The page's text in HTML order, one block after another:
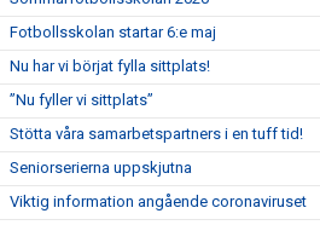
Fotbollsskolan startar 6:e maj
Nu har vi börjat fylla sittplats!
”Nu fyller vi sittplats”
Stötta våra samarbetspartners i en tuff tid!
Seniorserierna uppskjutna
Viktig information angående coronaviruset